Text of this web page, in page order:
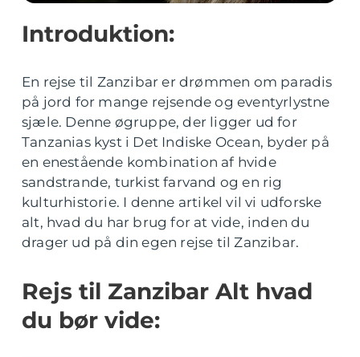
Introduktion:
En rejse til Zanzibar er drømmen om paradis
på jord for mange rejsende og eventyrlystne
sjæle. Denne øgruppe, der ligger ud for
Tanzanias kyst i Det Indiske Ocean, byder på
en enestående kombination af hvide
sandstrande, turkist farvand og en rig
kulturhistorie. I denne artikel vil vi udforske
alt, hvad du har brug for at vide, inden du
drager ud på din egen rejse til Zanzibar.
Rejs til Zanzibar Alt hvad
du bør vide: